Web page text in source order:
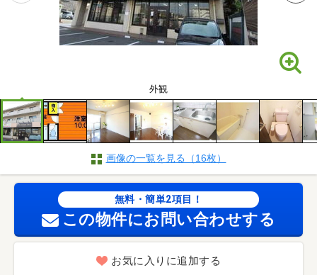
外観
画像の一覧を見る（16枚）
無料・簡単2項目！
この物件にお問い合わせする
お気に入りに追加する